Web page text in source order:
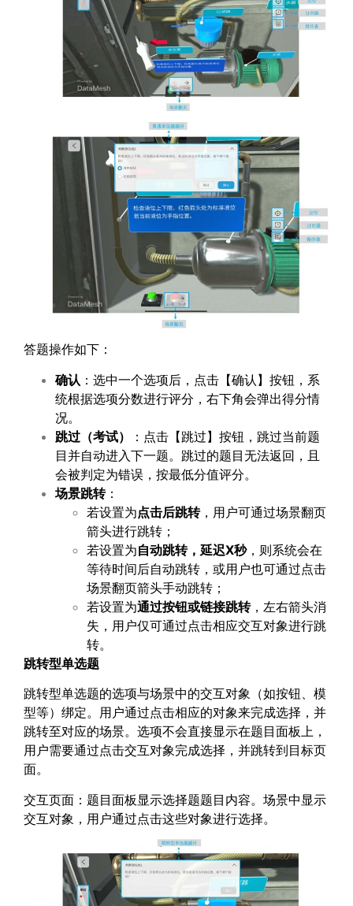
答题操作如下：
确认 ：选中一个选项后，点击【确认】按钮，系
统根据选项分数进行评分，右下角会弹出得分情
况。
跳过（考试）
：点击【跳过】按钮，跳过当前题
目并自动进入下一题。跳过的题目无法返回，且
会被判定为错误，按最低分值评分。
场景跳转：
若设置为点击后跳转，用户可通过场景翻页
箭头进行跳转；
若设置为自动跳转，延迟X秒，则系统会在
等待时间后自动跳转，或用户也可通过点击
场景翻页箭头手动跳转；
若设置为通过按钮或链接跳转，左右箭头消
失，用户仅可通过点击相应交互对象进行跳
转。
跳转型单选题
跳转型单选题的选项与场景中的交互对象（如按钮、模
型等）绑定。用户通过点击相应的对象来完成选择，并
跳转至对应的场景。选项不会直接显示在题目面板上，
用户需要通过点击交互对象完成选择，并跳转到目标页
面。
交互页面：题目面板显示选择题题目内容。场景中显示
交互对象，用户通过点击这些对象进行选择。